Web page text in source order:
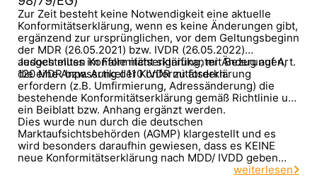
Zur Zeit besteht keine Notwendigkeit eine aktuelle
Konformitätserklärung, wenn es keine Änderungen gibt,
ergänzend zur ursprünglichen, vor dem Geltungsbeginn
der MDR (26.05.2021) bzw. IVDR (26.05.2022)
ausgestellten Konformitätserklärung, mit Bezug auf Art.
120 MDR bzw. Artikel 110 IVDR zu fordern.
Jedoch muss im Falle nicht signifikanter Änderungen,
die eine Anpassung der Konformitätserklärung
erfordern (z.B. Umfirmierung, Adressänderung) die
bestehende Konformitätserklärung gemäß Richtlinie um
ein Beiblatt bzw. Anhang ergänzt werden.
Dies wurde nun durch die deutschen
Marktaufsichtsbehörden (AGMP) klargestellt und es
wird besonders daraufhin gewiesen, dass es KEINE
neue Konformitätserklärung nach MDD/ IVDD geben
darf, sondern nur ein „Beiblatt“ (s.o.) zu der vor dem
weiterlesen